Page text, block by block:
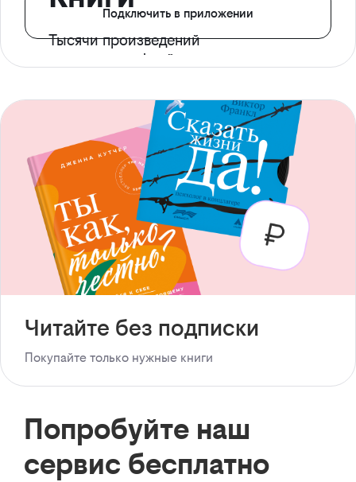
Тысячи произведений
с доступом офлайн
Подключить в приложении
Читайте без подписки
Покупайте только нужные книги
Попробуйте наш
сервис бесплатно